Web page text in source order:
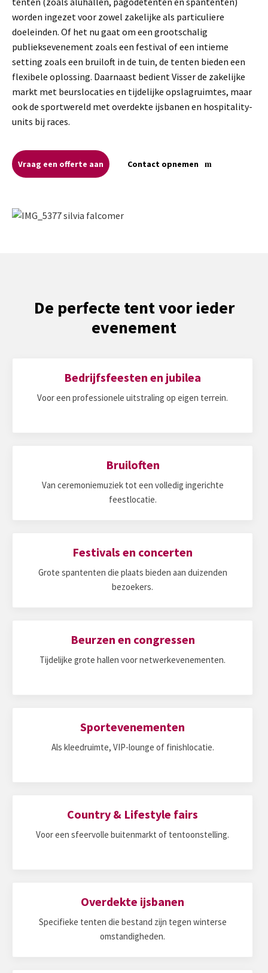
worden ingezet voor zowel zakelijke als particuliere
doeleinden. Of het nu gaat om een grootschalig
publieksevenement zoals een festival of een intieme
setting zoals een bruiloft in de tuin, de tenten bieden een
flexibele oplossing. Daarnaast bedient Visser de zakelijke
markt met beurslocaties en tijdelijke opslagruimtes, maar
ook de sportwereld met overdekte ijsbanen en hospitality-
units bij races.
Vraag een offerte aan Contact opnemen
De perfecte tent voor ieder
evenement
Bedrijfsfeesten en jubilea
Voor een professionele uitstraling op eigen terrein.
Bruiloften
Van ceremoniemuziek tot een volledig ingerichte
feestlocatie.
Festivals en concerten
Grote spantenten die plaats bieden aan duizenden
bezoekers.
Beurzen en congressen
Tijdelijke grote hallen voor netwerkevenementen.
Sportevenementen
Als kleedruimte, VIP-lounge of finishlocatie.
Country & Lifestyle fairs
Voor een sfeervolle buitenmarkt of tentoonstelling.
Overdekte ijsbanen
Specifieke tenten die bestand zijn tegen winterse
omstandigheden.